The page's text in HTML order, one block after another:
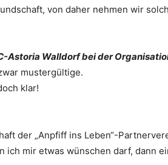
von daher nehmen wir
Astoria Walldorf bei der
mustergültige.
klar!
der „Anpfiff ins Leben“-
ich mir etwas wünschen darf, dann